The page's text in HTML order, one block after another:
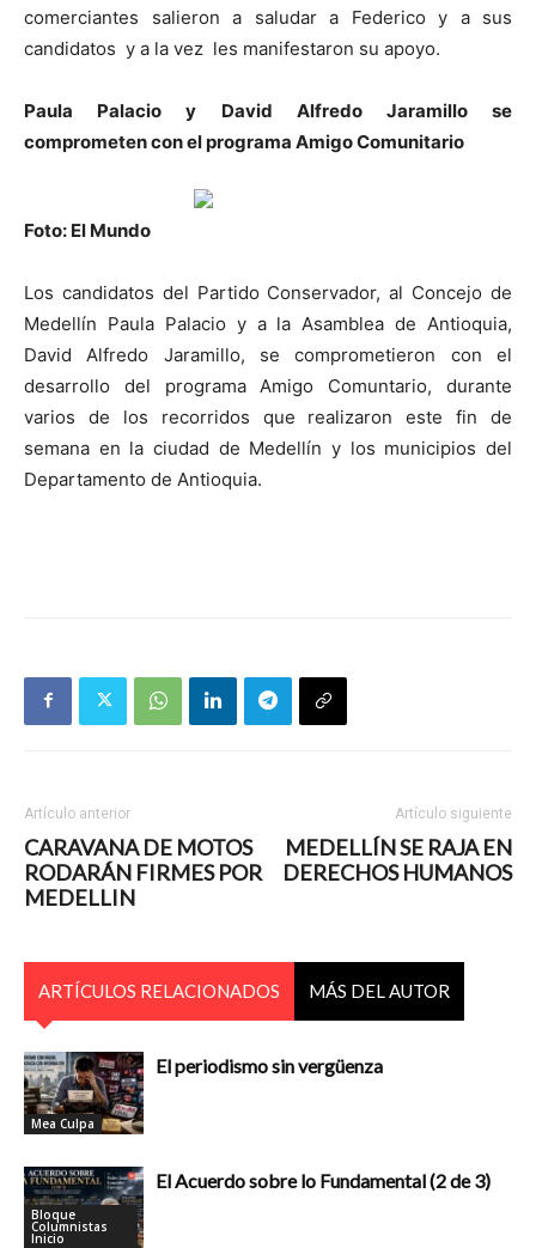
comerciantes salieron a saludar a Federico y a sus
candidatos y a la vez les manifestaron su apoyo.
Paula Palacio y David Alfredo Jaramillo se
comprometen con el programa Amigo Comunitario
Foto: El Mundo
Los candidatos del Partido Conservador, al Concejo de
Medellín Paula Palacio y a la Asamblea de Antioquia,
David Alfredo Jaramillo, se comprometieron con el
desarrollo del programa Amigo Comuntario, durante
varios de los recorridos que realizaron este fin de
semana en la ciudad de Medellín y los municipios del
Departamento de Antioquia.
Artículo anterior
CARAVANA DE MOTOS
RODARÁN FIRMES POR
MEDELLIN
Artículo siguiente
MEDELLÍN SE RAJA EN
DERECHOS HUMANOS
ARTÍCULOS RELACIONADOS MÁS DEL AUTOR
Mea Culpa
El periodismo sin vergüenza
Bloque
Columnistas
Inicio
El Acuerdo sobre lo Fundamental (2 de 3)